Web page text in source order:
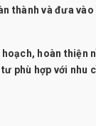
thành và đưa vào
hoàn thiện
phù hợp với nhu